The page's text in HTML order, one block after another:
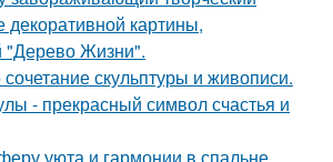
декоративной картины,
Жизни".
скульптуры и живописи.
- прекрасный символ счастья и
уюта и гармонии в спальне